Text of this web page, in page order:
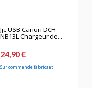
Jjc USB Canon DCH-
NB13L Chargeur de...
24,90 €
Sur commande fabricant